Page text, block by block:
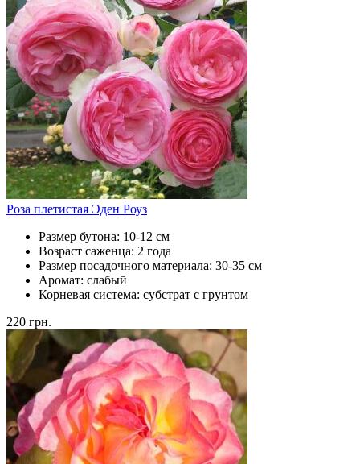
Роза плетистая Эден Роуз
Размер бутона: 10-12 см
Возраст саженца: 2 года
Размер посадочного материала: 30-35 см
Аромат: слабый
Корневая система: субстрат с грунтом
220 грн.